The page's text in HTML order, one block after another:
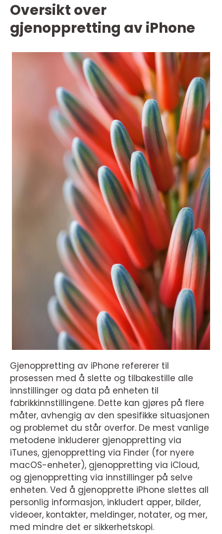
Oversikt over
gjenoppretting av iPhone
Gjenoppretting av iPhone refererer til
prosessen med å slette og tilbakestille alle
innstillinger og data på enheten til
fabrikkinnstillingene. Dette kan gjøres på flere
måter, avhengig av den spesifikke situasjonen
og problemet du står overfor. De mest vanlige
metodene inkluderer gjenoppretting via
iTunes, gjenoppretting via Finder (for nyere
macOS-enheter), gjenoppretting via iCloud,
og gjenoppretting via innstillinger på selve
enheten. Ved å gjenopprette iPhone slettes all
personlig informasjon, inkludert apper, bilder,
videoer, kontakter, meldinger, notater, og mer,
med mindre det er sikkerhetskopi.